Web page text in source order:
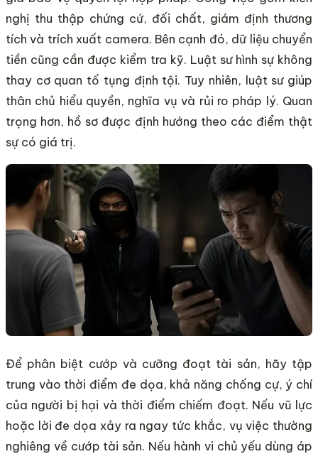
nghị thu thập chứng cứ, đối chất, giám định thương
tích và trích xuất camera. Bên cạnh đó, dữ liệu chuyển
tiền cũng cần được kiểm tra kỹ. Luật sư hình sự không
thay cơ quan tố tụng định tội. Tuy nhiên, luật sư giúp
thân chủ hiểu quyền, nghĩa vụ và rủi ro pháp lý. Quan
trọng hơn, hồ sơ được định hướng theo các điểm thật
sự có giá trị.
Để phân biệt cướp và cưỡng đoạt tài sản, hãy tập
trung vào thời điểm đe dọa, khả năng chống cự, ý chí
của người bị hại và thời điểm chiếm đoạt. Nếu vũ lực
hoặc lời đe dọa xảy ra ngay tức khắc, vụ việc thường
nghiêng về cướp tài sản. Nếu hành vi chủ yếu dùng áp